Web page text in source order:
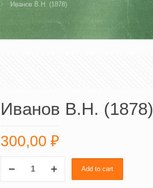
Иванов В.Н. (1878)
Иванов В.Н. (1878)
300,00 ₽
В.Н.
Add to cart